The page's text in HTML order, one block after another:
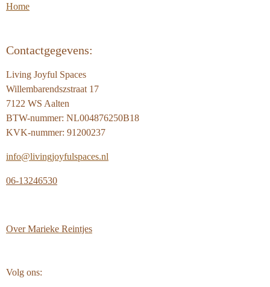
Home
Contactgegevens:
Living Joyful Spaces
Willembarendszstraat 17
7122 WS Aalten
BTW-nummer: NL004876250B18
KVK-nummer: 91200237
info@livingjoyfulspaces.nl
06-13246530
OverMarieke Reintjes
Volg ons: